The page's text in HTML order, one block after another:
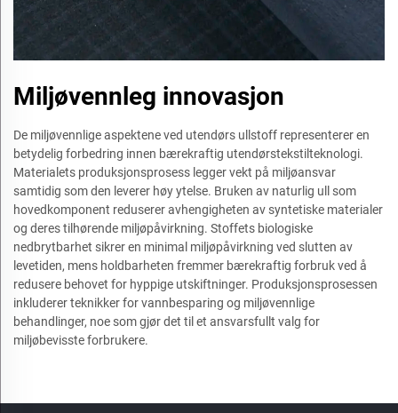
Miljøvennleg innovasjon
De miljøvennlige aspektene ved utendørs ullstoff representerer en
betydelig forbedring innen bærekraftig utendørstekstilteknologi.
Materialets produksjonsprosess legger vekt på miljøansvar
samtidig som den leverer høy ytelse. Bruken av naturlig ull som
hovedkomponent reduserer avhengigheten av syntetiske materialer
og deres tilhørende miljøpåvirkning. Stoffets biologiske
nedbrytbarhet sikrer en minimal miljøpåvirkning ved slutten av
levetiden, mens holdbarheten fremmer bærekraftig forbruk ved å
redusere behovet for hyppige utskiftninger. Produksjonsprosessen
inkluderer teknikker for vannbesparing og miljøvennlige
behandlinger, noe som gjør det til et ansvarsfullt valg for
miljøbevisste forbrukere.